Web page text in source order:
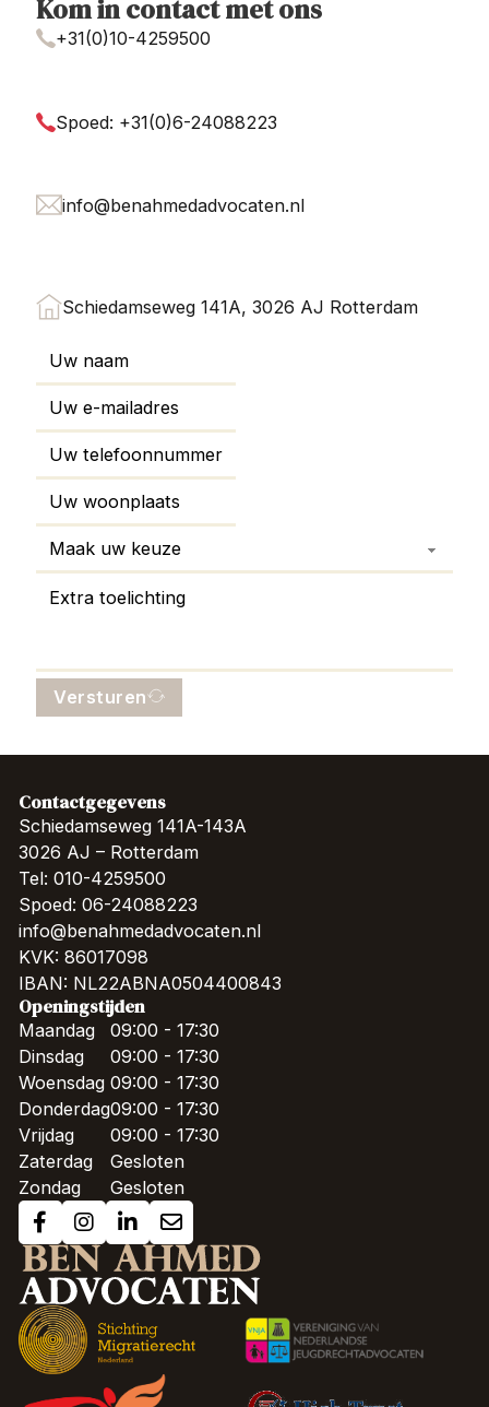
Kom in contact met ons
+31(0)10-4259500
Spoed: +31(0)6-24088223
info@benahmedadvocaten.nl
Schiedamseweg 141A, 3026 AJ Rotterdam
Versturen
Contactgegevens
Schiedamseweg 141A-143A
3026 AJ – Rotterdam
Tel: 010-4259500
Spoed: 06-24088223
info@benahmedadvocaten.nl
KVK: 86017098
IBAN: NL22ABNA0504400843
Openingstijden
Maandag
Dinsdag
Woensdag
Donderdag
Vrijdag
Zaterdag
Zondag
09:00 - 17:30
09:00 - 17:30
09:00 - 17:30
09:00 - 17:30
09:00 - 17:30
Gesloten
Gesloten